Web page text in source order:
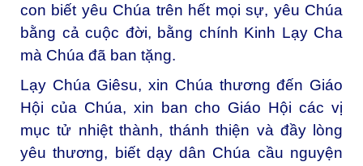
con biết yêu Chúa trên hết mọi sự, yêu Chúa
bằng cả cuộc đời, bằng chính Kinh Lạy Cha
mà Chúa đã ban tặng.
Lạy Chúa Giêsu, xin Chúa thương đến Giáo
Hội của Chúa, xin ban cho Giáo Hội các vị
mục tử nhiệt thành, thánh thiện và đầy lòng
yêu thương, biết dạy dân Chúa cầu nguyện